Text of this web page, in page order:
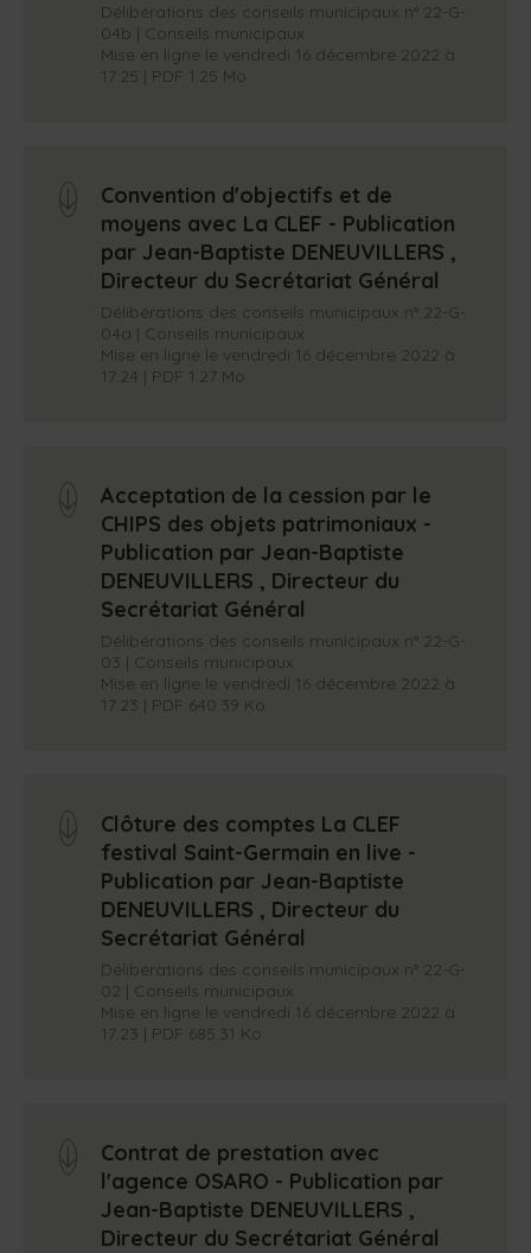
Délibérations des conseils municipaux n° 22-G-
04b | Conseils municipaux
Mise en ligne le vendredi 16 décembre 2022 à
17:25 | PDF 1.25 Mo
arrow_down
Convention d'objectifs et de
moyens avec La CLEF - Publication
par Jean-Baptiste DENEUVILLERS ,
Directeur du Secrétariat Général
Délibérations des conseils municipaux n° 22-G-
04a | Conseils municipaux
Mise en ligne le vendredi 16 décembre 2022 à
17:24 | PDF 1.27 Mo
arrow_down
Acceptation de la cession par le
CHIPS des objets patrimoniaux -
Publication par Jean-Baptiste
DENEUVILLERS , Directeur du
Secrétariat Général
Délibérations des conseils municipaux n° 22-G-
03 | Conseils municipaux
Mise en ligne le vendredi 16 décembre 2022 à
17:23 | PDF 640.39 Ko
arrow_down
Clôture des comptes La CLEF
festival Saint-Germain en live -
Publication par Jean-Baptiste
DENEUVILLERS , Directeur du
Secrétariat Général
Délibérations des conseils municipaux n° 22-G-
02 | Conseils municipaux
Mise en ligne le vendredi 16 décembre 2022 à
17:23 | PDF 685.31 Ko
arrow_down
Contrat de prestation avec
l'agence OSARO - Publication par
Jean-Baptiste DENEUVILLERS ,
Directeur du Secrétariat Général